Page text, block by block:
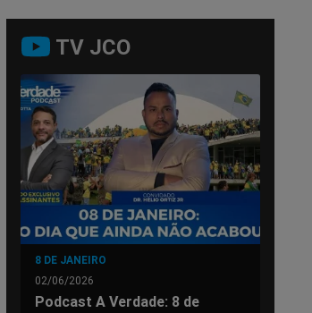
TV JCO
8 DE JANEIRO
02/06/2026
Podcast A Verdade: 8 de